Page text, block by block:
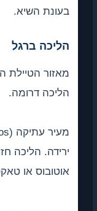
השיא.
ברגל
דרומה.
הליכה חזרה היא
או טאקסי בחזרה.